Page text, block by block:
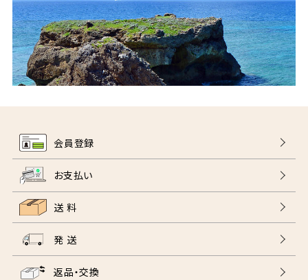
会員登録
お支払い
送 料
発 送
返品・交換